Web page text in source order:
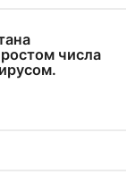
числа